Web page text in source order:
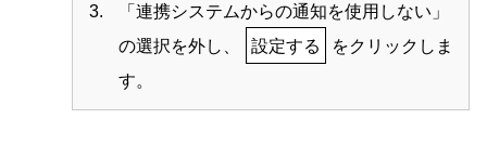
「連携システムからの通知を使用しない」
の選択を外し、
設定する
をクリックしま
す。